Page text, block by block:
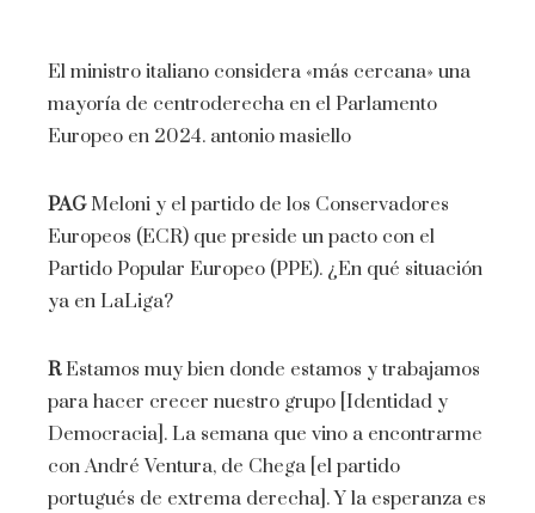
El ministro italiano considera «más cercana» una
mayoría de centroderecha en el Parlamento
Europeo en 2024. antonio masiello
PAGMeloni y el partido de los Conservadores
Europeos (ECR) que preside un pacto con el
Partido Popular Europeo (PPE). ¿En qué situación
ya en LaLiga?
REstamos muy bien donde estamos y trabajamos
para hacer crecer nuestro grupo [Identidad y
Democracia]. La semana que vino a encontrarme
con André Ventura, de Chega [el partido
portugués de extrema derecha]. Y la esperanza es